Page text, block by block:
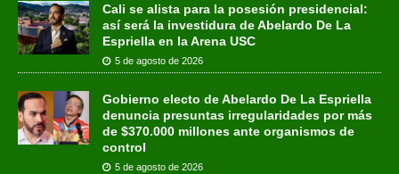
Cali se alista para la posesión presidencial:
así será la investidura de Abelardo De La
Espriella en la Arena USC
5 de agosto de 2026
Gobierno electo de Abelardo De La Espriella
denuncia presuntas irregularidades por más
de $370.000 millones ante organismos de
control
5 de agosto de 2026